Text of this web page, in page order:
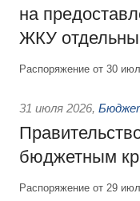
на
ЖКУ
Распоряжение от 30
31 июля 2026,
бюджетным
Распоряжение от 29